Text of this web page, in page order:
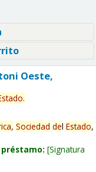
Oeste,
.
Sociedad del Estado,
Signatura